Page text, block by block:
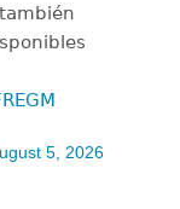
5, 2026